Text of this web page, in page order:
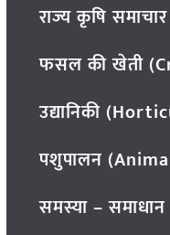
राज्य कृषि
फसल की खेती
उद्यानिकी
पशुपालन
समस्या –